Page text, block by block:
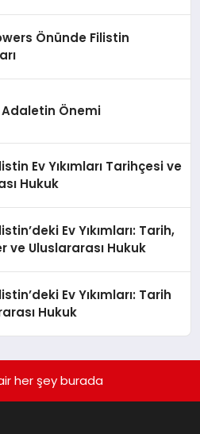
Önünde Filistin
Adaletin Önemi
Ev Yıkımları Tarihçesi ve
Hukuk
Ev Yıkımları: Tarih,
ve Uluslararası Hukuk
Ev Yıkımları: Tarih
Hukuk
her şey burada